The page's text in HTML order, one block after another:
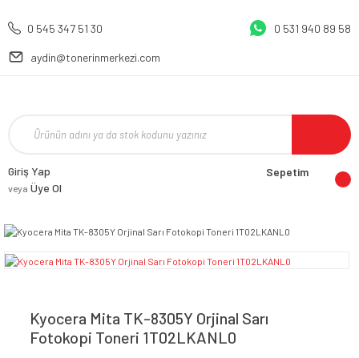
0 545 347 51 30 0 531 940 89 58
aydin@tonerinmerkezi.com
Giriş Yap
veya Üye Ol
Sepetim
Kyocera Mita TK-8305Y Orjinal Sarı
Fotokopi Toneri 1T02LKANL0